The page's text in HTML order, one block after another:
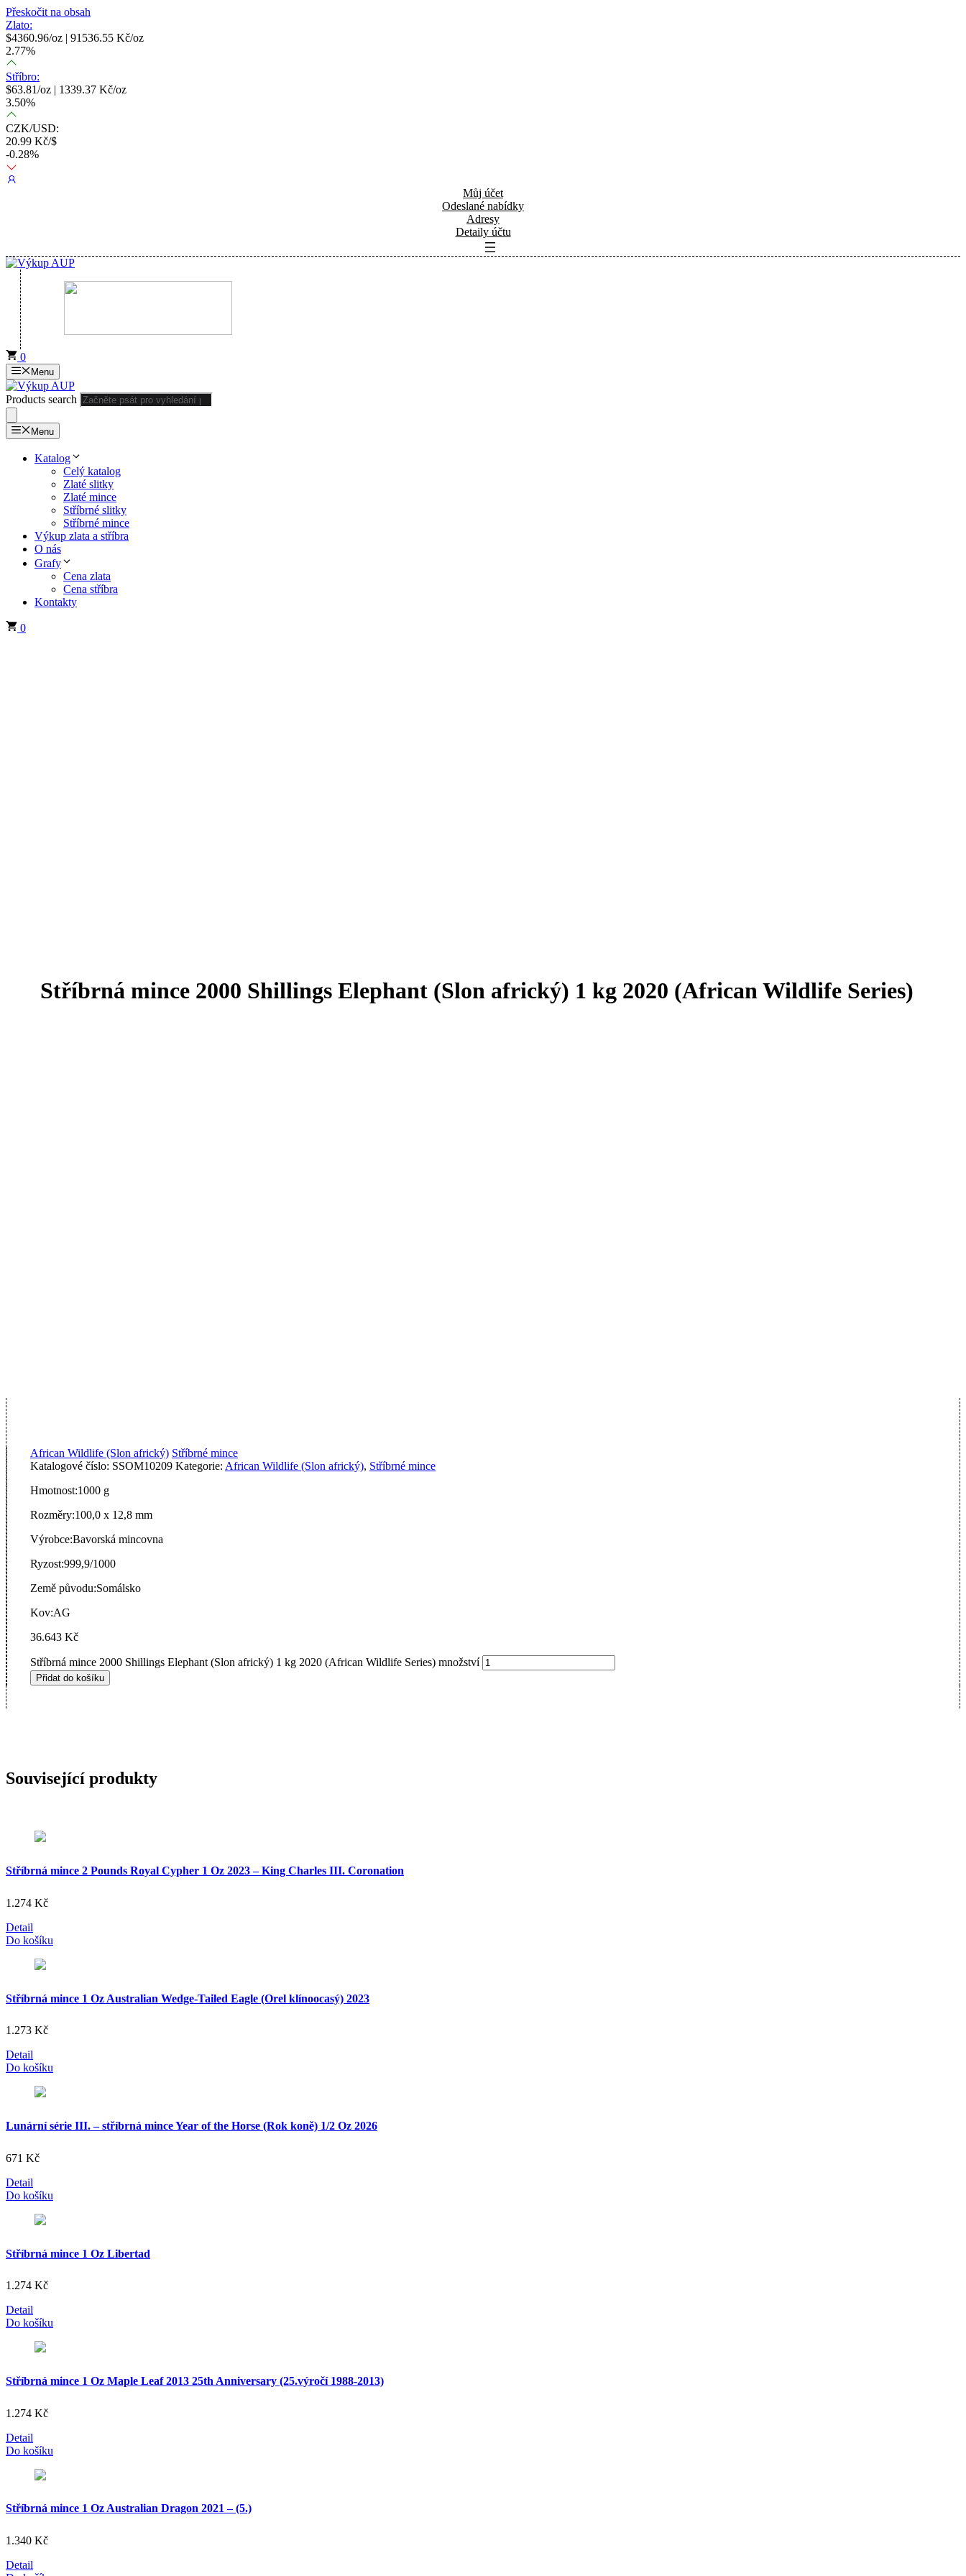
Přeskočit na obsah
Zlato:
$4360.96/oz | 91536.55 Kč/oz
2.77%
Stříbro:
$63.81/oz | 1339.37 Kč/oz
3.50%
CZK/USD:
20.99 Kč/$
-0.28%
Můj účet
Odeslané nabídky
Adresy
Detaily účtu
0
Menu
Products search
Menu
Katalog
Celý katalog
Zlaté slitky
Zlaté mince
Stříbrné slitky
Stříbrné mince
Výkup zlata a stříbra
O nás
Grafy
Cena zlata
Cena stříbra
Kontakty
0
Stříbrná mince 2000 Shillings Elephant (Slon africký) 1 kg 2020 (African Wildlife Series)
African Wildlife (Slon africký) Stříbrné mince
Katalogové číslo: SSOM10209 Kategorie: African Wildlife (Slon africký), Stříbrné mince
Hmotnost:1000 g
Rozměry:100,0 x 12,8 mm
Výrobce:Bavorská mincovna
Ryzost:999,9/1000
Země původu:Somálsko
Kov:AG
36.643 Kč
Stříbrná mince 2000 Shillings Elephant (Slon africký) 1 kg 2020 (African Wildlife Series) množství
Přidat do košíku
Související produkty
Stříbrná mince 2 Pounds Royal Cypher 1 Oz 2023 – King Charles III. Coronation
1.274 Kč
Detail
Do košíku
Stříbrná mince 1 Oz Australian Wedge-Tailed Eagle (Orel klínoocasý) 2023
1.273 Kč
Detail
Do košíku
Lunární série III. – stříbrná mince Year of the Horse (Rok koně) 1/2 Oz 2026
671 Kč
Detail
Do košíku
Stříbrná mince 1 Oz Libertad
1.274 Kč
Detail
Do košíku
Stříbrná mince 1 Oz Maple Leaf 2013 25th Anniversary (25.výročí 1988-2013)
1.274 Kč
Detail
Do košíku
Stříbrná mince 1 Oz Australian Dragon 2021 – (5.)
1.340 Kč
Detail